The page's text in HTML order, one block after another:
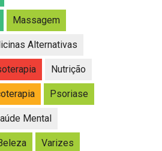
Massagem
Alternativas
Nutrição
Psoriase
Mental
Varizes